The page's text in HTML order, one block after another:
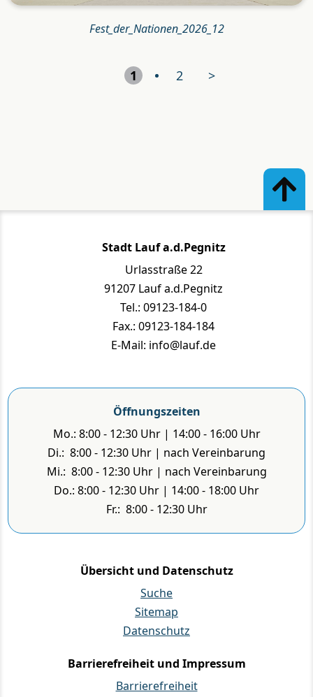
Fest_der_Nationen_2026_12
1 2 >
Stadt Lauf a.d.Pegnitz
Urlasstraße 22
91207 Lauf a.d.Pegnitz
Tel.: 09123-184-0
Fax.: 09123-184-184
E-Mail: info@lauf.de
Öffnungszeiten
Mo.: 8:00 - 12:30 Uhr | 14:00 - 16:00 Uhr
Di.: 8:00 - 12:30 Uhr | nach Vereinbarung
Mi.: 8:00 - 12:30 Uhr | nach Vereinbarung
Do.: 8:00 - 12:30 Uhr | 14:00 - 18:00 Uhr
Fr.: 8:00 - 12:30 Uhr
Übersicht und Datenschutz
Suche
Sitemap
Datenschutz
Barrierefreiheit und Impressum
Barrierefreiheit